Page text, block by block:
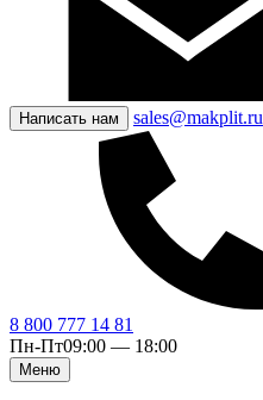
Написать нам sales@makplit.ru
8 800 777 14 81
Пн-Пт09:00 — 18:00
Меню